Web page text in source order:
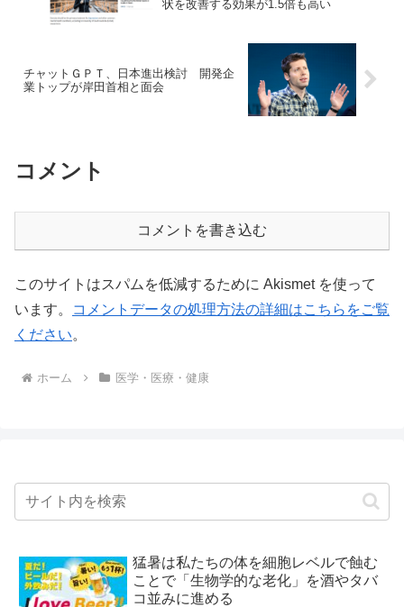
状を改善する効果が1.5倍も高い
チャットＧＰＴ、日本進出検討 開発企
業トップが岸田首相と面会
コメント
コメントを書き込む
このサイトはスパムを低減するために Akismet を使って
います。
コメントデータの処理方法の詳細はこちらをご覧
ください。
ホーム 医学・医療・健康
猛暑は私たちの体を細胞レベルで蝕む
ことで「生物学的な老化」を酒やタバ
コ並みに進める